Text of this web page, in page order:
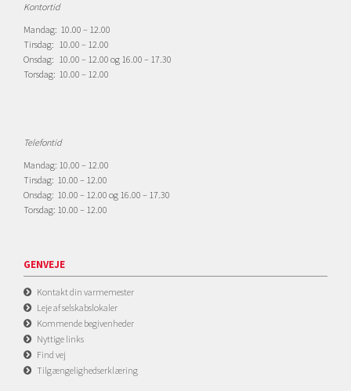
Kontortid
Mandag: 10.00 – 12.00
Tirsdag: 10.00 – 12.00
Onsdag: 10.00 – 12.00 og 16.00 – 17.30
Torsdag: 10.00 – 12.00
Telefontid
Mandag: 10.00 – 12.00
Tirsdag: 10.00 – 12.00
Onsdag: 10.00 – 12.00 og 16.00 – 17.30
Torsdag: 10.00 – 12.00
GENVEJE
Kontakt din varmemester
Leje af selskabslokaler
Kommende begivenheder
Nyttige links
Find vej
Tilgængelighedserklæring